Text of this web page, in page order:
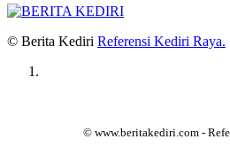
© Berita Kediri Referensi Kediri Raya.
© www.beritakediri.com -